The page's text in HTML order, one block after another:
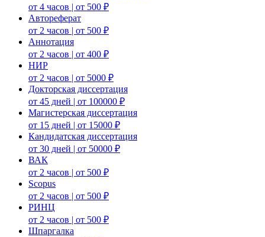
от 4 часов | от 500 ₽
Автореферат
от 2 часов | от 500 ₽
Аннотация
от 2 часов | от 400 ₽
НИР
от 2 часов | от 5000 ₽
Докторская диссертация
от 45 дней | от 100000 ₽
Магистерская диссертация
от 15 дней | от 15000 ₽
Кандидатская диссертация
от 30 дней | от 50000 ₽
ВАК
от 2 часов | от 500 ₽
Scopus
от 2 часов | от 500 ₽
РИНЦ
от 2 часов | от 500 ₽
Шпаргалка